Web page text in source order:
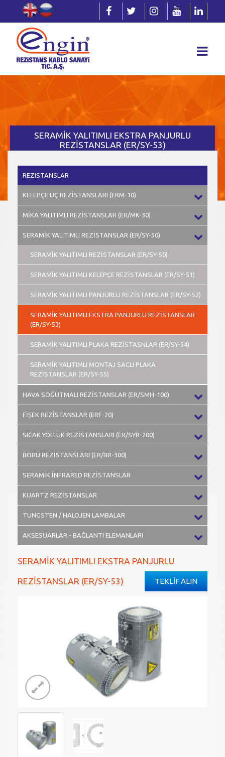
SERAMİK YALITIMLI EKSTRA PANJURLU
REZİSTANSLAR (ER/SY-53)
REZISTANSLAR
KELEPÇE UÇ REZİSTANSLARI (ERM-10)
MİKA YALITIMLI REZİSTANSLAR (ER/MK-30)
SERAMİK YALITIMLI REZİSTANSLAR (ER/SY-50)
SERAMİK YALITIMLI REZİSTANSLAR (ER/SY-50)
SERAMİK YALITIMLI KELEPÇE REZİSTANSLAR (ER/SY-51)
SERAMİK YALITIMLI PANJURLU REZİSTANSLAR (ER/SY-52)
SERAMİK YALITIMLI EKSTRA PANJURLU REZİSTANSLAR
(ER/SY-53)
SERAMİK YALITIMLI PLAKA REZİSTASNLAR (ER/SY-54)
SERAMİK YALITIMLI MONTAJ SACLI PLAKA
REZİSTANSLAR (ER/SY-55)
HAVA SOĞUTMALI REZİSTANSLAR (ER/SMH-100)
FİŞEK REZİSTANSLAR (ERF-20)
SICAK YOLLUK REZİSTANSLARI (ER/SYR-200)
BORU REZİSTANSLARI (ER/BR-300)
SERAMİK İNFRARED REZİSTANSLAR
KUARTZ REZİSTANSLAR
TUNGSTEN / HALOJEN LAMBALAR
AKSESUARLAR - BAĞLANTI ELEMANLARI
SERAMİK YALITIMLI EKSTRA PANJURLU
REZİSTANSLAR (ER/SY-53) TEKLİF ALIN